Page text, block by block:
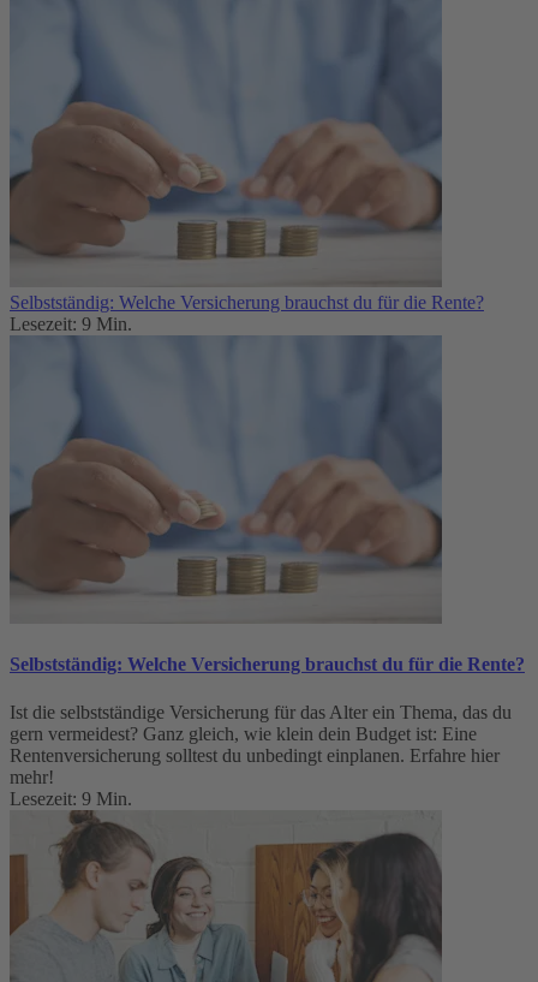
Selbstständig: Welche Versicherung brauchst du für die Rente?
Lesezeit: 9 Min.
Selbstständig: Welche Versicherung brauchst du für die Rente?
Ist die selbstständige Versicherung für das Alter ein Thema, das du
gern vermeidest? Ganz gleich, wie klein dein Budget ist: Eine
Rentenversicherung solltest du unbedingt einplanen. Erfahre hier
mehr!
Lesezeit: 9 Min.